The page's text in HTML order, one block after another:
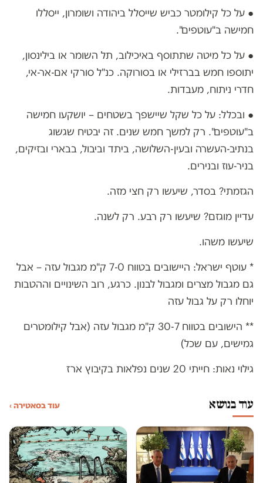
● על כל קילומטר כביש שייסלל ביהודה ושומרון, ייסללו
חמישה ב"עוטפים".
● על כל מיטה שתתוסף באיכילוב, תל השומר או בילינסון,
יתוספו חמש בברזילי או בסורוקה. כנ"ל סורקי אם-אר-אי,
חדרי ניתוח, מעבדות.
● ובכלל: על כל שקל שיישפך בשטחים – יושקעו חמישה
ב"עוטפים". רק למשך חמש שנים. זה יבטיח שגשוג
בנתיב-העשרה ובעין-השלושה, ביתד וביבול, בבארי ובזיקים,
בניר-עוז ובנירים.
הגזמתי? בסדר, שיעשו רק חצי מזה.
עדיין מוגזם? שיעשו רק רבע. רק לשנה.
שיעשו משהו.
* עוטף ישראל: היישובים בטווח 7-0 ק"מ מגבול עזה – אבל
גם מגבול מצרים ומגבול לבנון. כרגע, רוב השינויים וההטבות
יוחלו רק על גבול עזה
** הישובים בטווח 30-7 ק"מ מגבול עזה (אבל קילומטרים
גמישים, עם שכל)
גילוי נאות: חייתי 20 שנים נפלאות בקיבוץ ארז
עוד בנושא עוד בסאטירה ›